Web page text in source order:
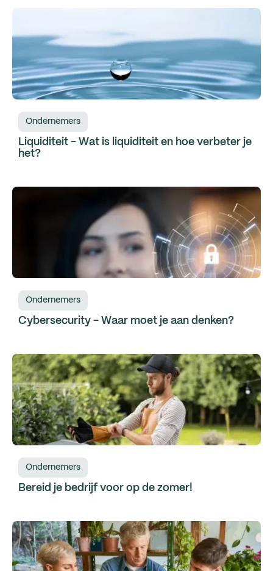
Ondernemers
Liquiditeit - Wat is liquiditeit en hoe verbeter je
het?
Ondernemers
Cybersecurity - Waar moet je aan denken?
Ondernemers
Bereid je bedrijf voor op de zomer!